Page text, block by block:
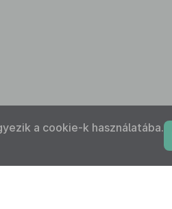
a cookie-k használatába.